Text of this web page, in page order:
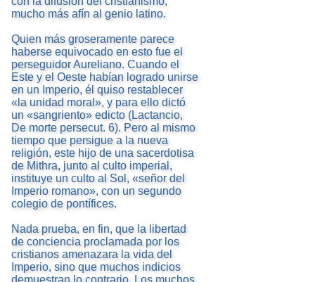
mucho más afín al genio latino.
Quien más groseramente parece
haberse equivocado en esto fue el
perseguidor Aureliano. Cuando el
Este y el Oeste habían logrado unirse
en un Imperio, él quiso restablecer
«la unidad moral», y para ello dictó
un «sangriento» edicto (Lactancio,
De morte persecut. 6). Pero al mismo
tiempo que persigue a la nueva
religión, este hijo de una sacerdotisa
de Mithra, junto al culto imperial,
instituye un culto al Sol, «señor del
Imperio romano», con un segundo
colegio de pontífices.
Nada prueba, en fin, que la libertad
de conciencia proclamada por los
cristianos amenazara la vida del
Imperio, sino que muchos indicios